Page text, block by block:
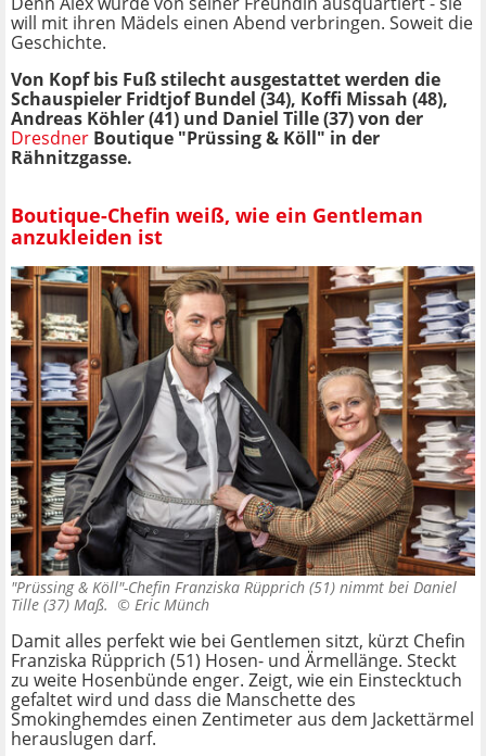
will mit ihren Mädels einen Abend verbringen. Soweit die
Geschichte.
Von Kopf bis Fuß stilecht ausgestattet werden die
Schauspieler Fridtjof Bundel (34), Koffi Missah (48),
Andreas Köhler (41) und Daniel Tille (37) von der
Dresdner Boutique "Prüssing & Köll" in der
Rähnitzgasse.
Boutique-Chefin weiß, wie ein Gentleman
anzukleiden ist
"Prüssing & Köll"-Chefin Franziska Rüpprich (51) nimmt bei Daniel
Tille (37) Maß. © Eric Münch
Damit alles perfekt wie bei Gentlemen sitzt, kürzt Chefin
Franziska Rüpprich (51) Hosen- und Ärmellänge. Steckt
zu weite Hosenbünde enger. Zeigt, wie ein Einstecktuch
gefaltet wird und dass die Manschette des
Smokinghemdes einen Zentimeter aus dem Jackettärmel
herauslugen darf.